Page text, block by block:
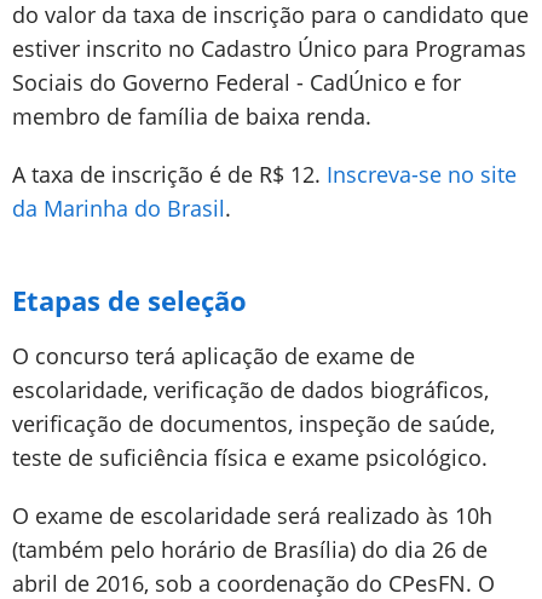
do valor da taxa de inscrição para o candidato que
estiver inscrito no Cadastro Único para Programas
Sociais do Governo Federal - CadÚnico e for
membro de família de baixa renda.
A taxa de inscrição é de R$ 12. Inscreva-se no site
da Marinha do Brasil.
Etapas de seleção
O concurso terá aplicação de exame de
escolaridade, verificação de dados biográficos,
verificação de documentos, inspeção de saúde,
teste de suficiência física e exame psicológico.
O exame de escolaridade será realizado às 10h
(também pelo horário de Brasília) do dia 26 de
abril de 2016, sob a coordenação do CPesFN. O